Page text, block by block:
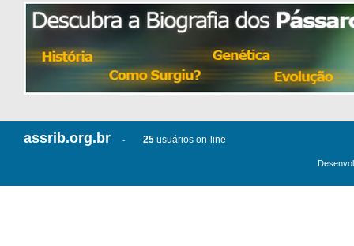
assrib.org.br - 25 usuários on-line